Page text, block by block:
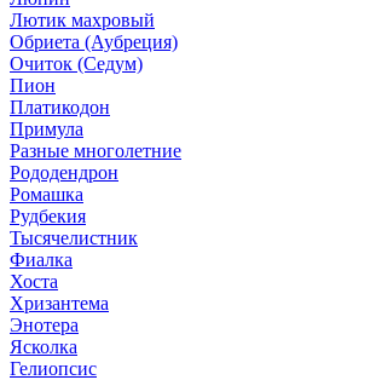
Лютик махровый
Обриета (Аубреция)
Очиток (Седум)
Пион
Платикодон
Примула
Разные многолетние
Рододендрон
Ромашка
Рудбекия
Тысячелистник
Фиалка
Хоста
Хризантема
Энотера
Ясколка
Гелиопсис